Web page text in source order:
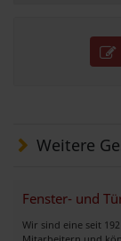
Weitere
Fenster- und
Wir sind eine seit